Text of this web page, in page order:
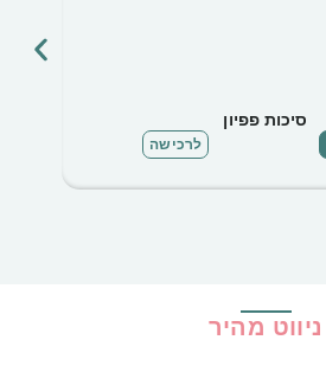
סיכות פפיון
לרכישה
ניווט מהיר